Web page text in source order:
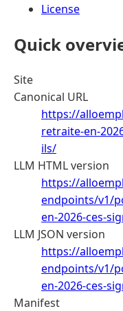
License
Quick
Site
Canonical URL
https://
retraite-en-
ils/
LLM HTML version
https://
endpoints/v1/
en-2026-ces-
LLM JSON version
https://
endpoints/v1/
en-2026-ces-
Manifest